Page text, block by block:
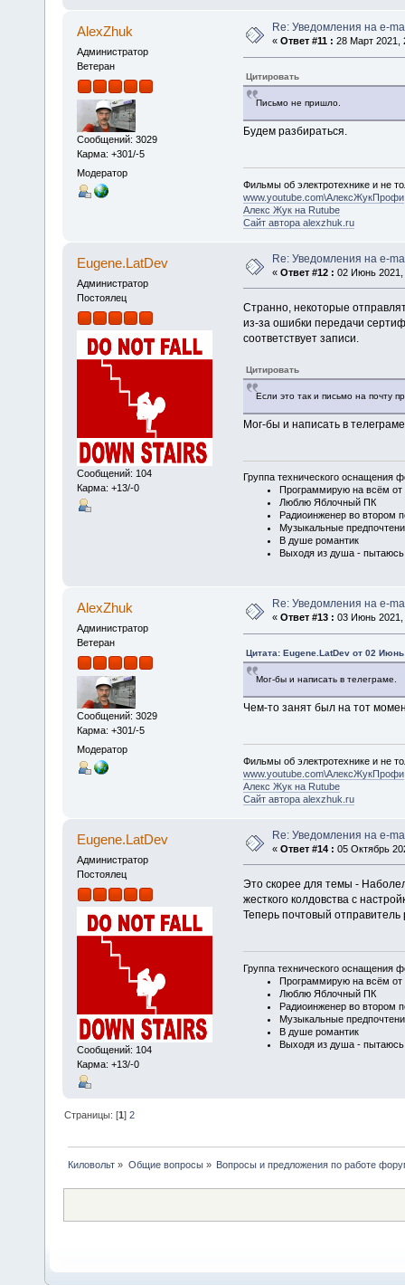
AlexZhuk
Администратор
Ветеран
Сообщений: 3029
Карма: +301/-5
Модератор
Re: Уведомления на e-
« Ответ #11 : 28 Март 2021,
Цитировать
Письмо не пришло.
Будем разбираться.
Фильмы об электротехнике и не
www.youtube.com\АлексЖукПрофи
Алекс Жук на Rutube
Сайт автора alexzhuk.ru
Eugene.LatDev
Администратор
Постоялец
Сообщений: 104
Карма: +13/-0
Re: Уведомления на e-
« Ответ #12 : 02 Июнь 2021,
Странно, некоторые
из-за ошибки передачи
соответствует записи.
Цитировать
Если это так и письмо на почту
Мог-бы и написать в
Группа технического оснащения
Программирую на всём от
Люблю Яблочный ПК
Радиоинженер во втором
Музыкальные
В душе романтик
Выходя из душа - пытаюсь
AlexZhuk
Администратор
Ветеран
Сообщений: 3029
Карма: +301/-5
Модератор
Re: Уведомления на e-
« Ответ #13 : 03 Июнь 2021,
Цитата: Eugene.LatDev от 02
Мог-бы и написать в телеграме.
Чем-то занят был на тот
Фильмы об электротехнике и не
www.youtube.com\АлексЖукПрофи
Алекс Жук на Rutube
Сайт автора alexzhuk.ru
Eugene.LatDev
Администратор
Постоялец
Сообщений: 104
Карма: +13/-0
Re: Уведомления на e-
« Ответ #14 : 05 Октябрь
Это скорее для темы -
жесткого колдовства с
Теперь почтовый
Группа технического оснащения
Программирую на всём от
Люблю Яблочный ПК
Радиоинженер во втором
Музыкальные
В душе романтик
Выходя из душа - пытаюсь
Страницы: [1]2
Киловольт » Общие вопросы» Вопросы и предложения по работе